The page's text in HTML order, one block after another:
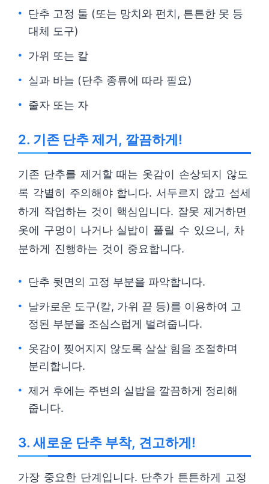
단추 고정 툴 (또는 망치와 펀치, 튼튼한 못 등
대체 도구)
가위 또는 칼
실과 바늘 (단추 종류에 따라 필요)
줄자 또는 자
2. 기존 단추 제거, 깔끔하게!
기존 단추를 제거할 때는 옷감이 손상되지 않도
록 각별히 주의해야 합니다. 서두르지 않고 섬세
하게 작업하는 것이 핵심입니다. 잘못 제거하면
옷에 구멍이 나거나 실밥이 풀릴 수 있으니, 차
분하게 진행하는 것이 중요합니다.
단추 뒷면의 고정 부분을 파악합니다.
날카로운 도구(칼, 가위 끝 등)를 이용하여 고
정된 부분을 조심스럽게 벌려줍니다.
옷감이 찢어지지 않도록 살살 힘을 조절하며
분리합니다.
제거 후에는 주변의 실밥을 깔끔하게 정리해
줍니다.
3. 새로운 단추 부착, 견고하게!
가장 중요한 단계입니다. 단추가 튼튼하게 고정